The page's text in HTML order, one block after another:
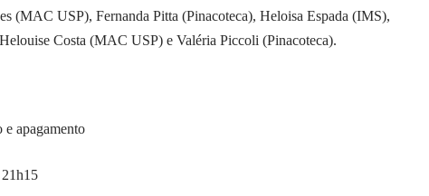
(MAC USP), Fernanda Pitta (Pinacoteca), Heloisa Espada (IMS),
Costa (MAC USP) e Valéria Piccoli (Pinacoteca).
apagamento